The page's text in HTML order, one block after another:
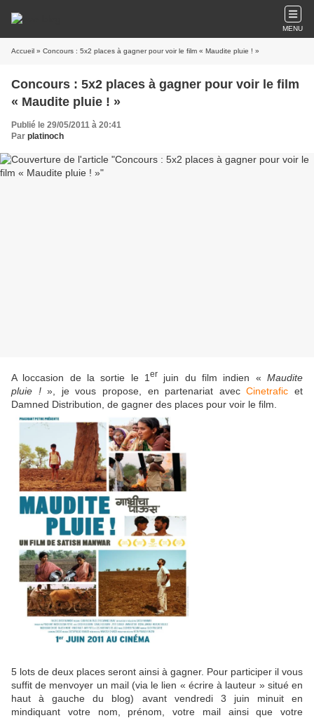
MENU
Accueil » Concours : 5x2 places à gagner pour voir le film « Maudite pluie ! »
Concours : 5x2 places à gagner pour voir le film
« Maudite pluie ! »
Publié le 29/05/2011 à 20:41
Par platinoch
A loccasion de la sortie le 1 er juin du film indien « Maudite
pluie !», je vous propose, en partenariat avecCinetraficet
Damned Distribution, de gagner des places pour voir le film.
5 lots de deux places seront ainsi à gagner. Pour participer il vous
suffit de menvoyer un mail (via le lien « écrire à lauteur » situé en
haut à gauche du blog) avant vendredi 3 juin minuit en
mindiquant votre nom, prénom, votre mail ainsi que votre